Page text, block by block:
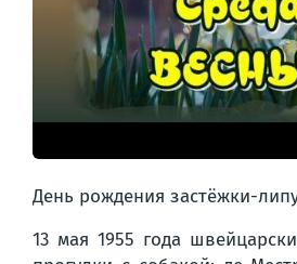
День рождения застёжки-
13 мая 1955 года